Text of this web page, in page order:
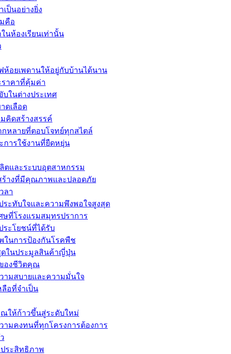
ป็นอย่างยิ่ง
คือ
นห้องเรียนเท่านั้น
อยเพดานให้อยู่กับบ้านได้นาน
ราคาที่คุ้มค่า
ในต่างประเทศ
ดเลือด
คิดสร้างสรรค์
กหลายที่ตอบโจทย์ทุกสไตล์
การใช้งานที่ยืดหยุ่น
ตและระบบอุตสาหกรรม
ร้างที่มีคุณภาพและปลอดภัย
ลา
ระทับใจและความพึงพอใจสูงสุด
ที่โรงแรมสมุทรปราการ
ระโยชน์ที่ได้รับ
ในการป้องกันโรคพืช
ในประมูลสินค้าญี่ปุ่น
ของชีวิตคุณ
ามสบายและความมั่นใจ
ลือที่จำเป็น
ณให้ก้าวขึ้นสู่ระดับใหม่
ามคงทนที่ทุกโครงการต้องการ
ประสิทธิภาพ